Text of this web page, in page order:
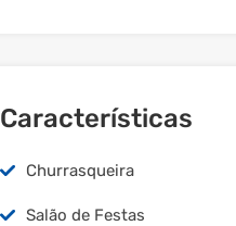
Características
Churrasqueira
Salão de Festas